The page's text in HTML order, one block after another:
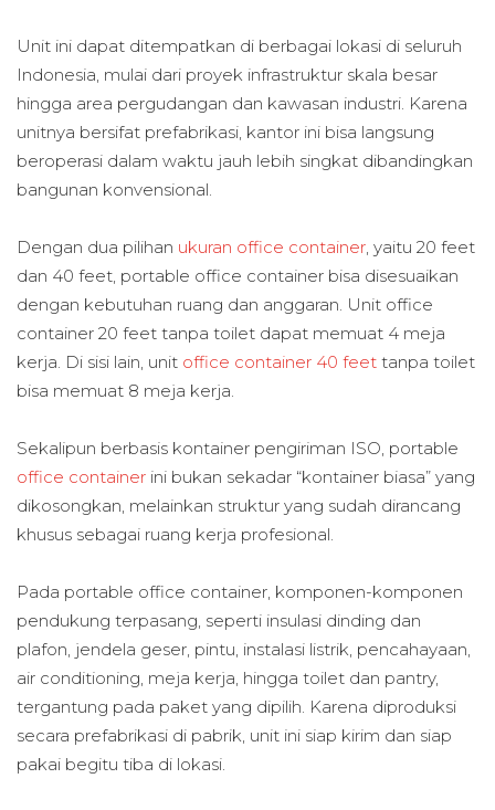
Unit ini dapat ditempatkan di berbagai lokasi di seluruh
Indonesia, mulai dari proyek infrastruktur skala besar
hingga area pergudangan dan kawasan industri. Karena
unitnya bersifat prefabrikasi, kantor ini bisa langsung
beroperasi dalam waktu jauh lebih singkat dibandingkan
bangunan konvensional.
Dengan dua pilihan ukuran office container, yaitu 20 feet
dan 40 feet, portable office container bisa disesuaikan
dengan kebutuhan ruang dan anggaran. Unit office
container 20 feet tanpa toilet dapat memuat 4 meja
kerja. Di sisi lain, unit office container 40 feet tanpa toilet
bisa memuat 8 meja kerja.
Sekalipun berbasis kontainer pengiriman ISO, portable
office container ini bukan sekadar “kontainer biasa” yang
dikosongkan, melainkan struktur yang sudah dirancang
khusus sebagai ruang kerja profesional.
Pada portable office container, komponen-komponen
pendukung terpasang, seperti insulasi dinding dan
plafon, jendela geser, pintu, instalasi listrik, pencahayaan,
air conditioning, meja kerja, hingga toilet dan pantry,
tergantung pada paket yang dipilih. Karena diproduksi
secara prefabrikasi di pabrik, unit ini siap kirim dan siap
pakai begitu tiba di lokasi.